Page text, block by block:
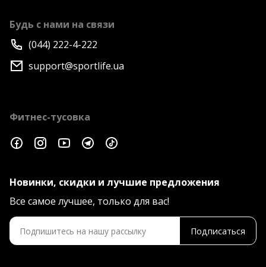
Будь с нами на связи
(044) 222-4-222
support@sportlife.ua
Фитнес-тусовка
Новинки, скидки и лучшие предложения
Все самое лучшее, только для вас!
Подписаться